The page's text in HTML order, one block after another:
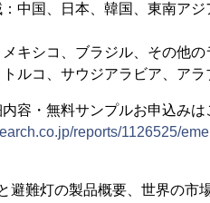
中国、日本、韓国、東南ア
キシコ、ブラジル、その他
ルコ、サウジアラビア、ア
内容・無料サンプルお申込みは
reports/1126525/
避難灯の製品概要、世界の市